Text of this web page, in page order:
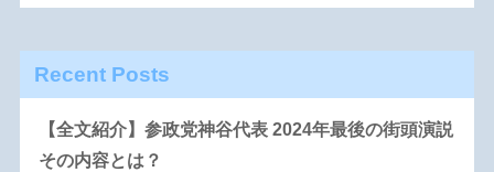
Recent Posts
【全文紹介】参政党神谷代表 2024年最後の街頭演説
その内容とは？